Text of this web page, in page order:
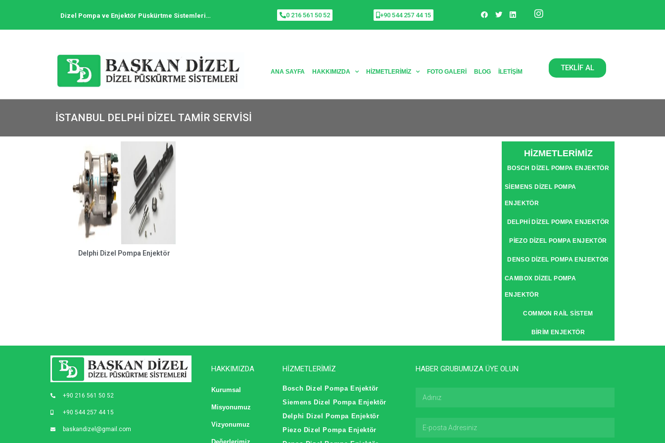
Dizel Pompa ve Enjektör Püskürtme Sistemleri… 0 216 561 50 52 +90 544 257 44 15
ANA SAYFA HAKKIMIZDA HIZMETLERIMIZ FOTO GALERI BLOG İLETIŞIM TEKLİF AL
ISTANBUL DELPHI DIZEL TAMIR SERVISI
Delphi Dizel Pompa Enjektör
HİZMETLERİMİZ
BOSCH DIZEL POMPA ENJEKTÖR
SIEMENS DIZEL POMPA
ENJEKTÖR
DELPHI DIZEL POMPA ENJEKTÖR
PIEZO DIZEL POMPA ENJEKTÖR
DENSO DIZEL POMPA ENJEKTÖR
CAMBOX DIZEL POMPA
ENJEKTÖR
COMMON RAIL SISTEM
BIRIM ENJEKTÖR
+90 216 561 50 52
+90 544 257 44 15
baskandizel@gmail.com
HAKKIMIZDA
Kurumsal
Misyonumuz
Vizyonumuz
HİZMETLERİMİZ
Bosch Dizel Pompa Enjektör
Siemens Dizel Pompa Enjektör
Delphi Dizel Pompa Enjektör
Piezo Dizel Pompa Enjektör
HABER GRUBUMUZA ÜYE OLUN